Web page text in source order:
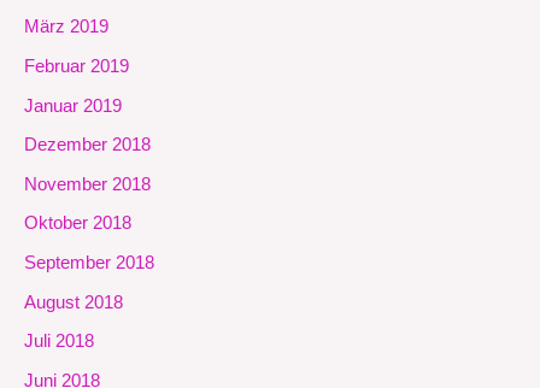
März 2019
Februar 2019
Januar 2019
Dezember 2018
November 2018
Oktober 2018
September 2018
August 2018
Juli 2018
Juni 2018